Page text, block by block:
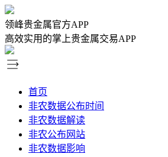
领峰贵金属官方APP
高效实用的掌上贵金属交易APP
首页
非农数据公布时间
非农数据解读
非农公布网站
非农数据影响